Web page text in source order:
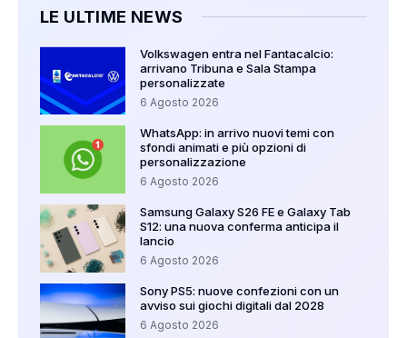
LE ULTIME NEWS
Volkswagen entra nel Fantacalcio:
arrivano Tribuna e Sala Stampa
personalizzate
6 Agosto 2026
WhatsApp: in arrivo nuovi temi con
sfondi animati e più opzioni di
personalizzazione
6 Agosto 2026
Samsung Galaxy S26 FE e Galaxy Tab
S12: una nuova conferma anticipa il
lancio
6 Agosto 2026
Sony PS5: nuove confezioni con un
avviso sui giochi digitali dal 2028
6 Agosto 2026